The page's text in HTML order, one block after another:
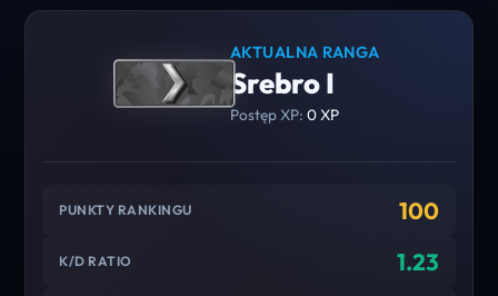
AKTUALNA RANGA
Srebro I
Postęp XP: 0 XP
PUNKTY RANKINGU 100
K/D RATIO 1.23